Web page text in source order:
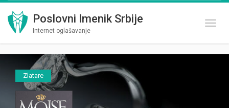
Poslovni Imenik Srbije
Internet oglašavanje
Zlatare